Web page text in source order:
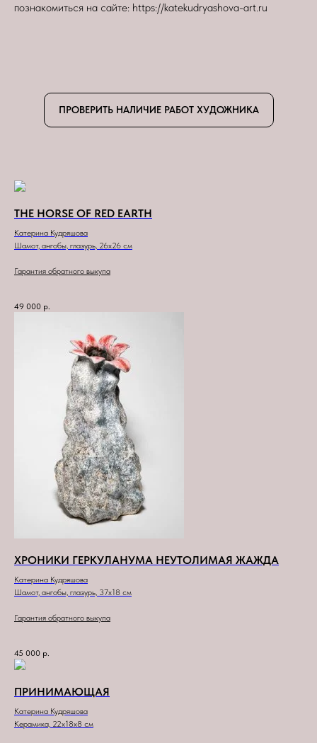
познакомиться на сайте: https://katekudryashova-art.ru
ПРОВЕРИТЬ НАЛИЧИЕ РАБОТ ХУДОЖНИКА
THE HORSE OF RED EARTH
Катерина Кудряшова
Шамот, ангобы, глазурь, 26x26 см
Гарантия обратного выкупа
49 000 р.
ХРОНИКИ ГЕРКУЛАНУМА НЕУТОЛИМАЯ ЖАЖДА
Катерина Кудряшова
Шамот, ангобы, глазурь, 37x18 см
Гарантия обратного выкупа
45 000 р.
ПРИНИМАЮЩАЯ
Катерина Кудряшова
Керамика, 22х18х8 см